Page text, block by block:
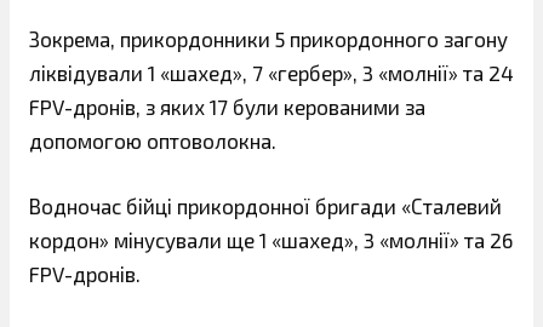
Зокрема, прикордонники 5 прикордонного загону
ліквідували 1 «шахед», 7 «гербер», 3 «молнії» та 24
FPV-дронів, з яких 17 були керованими за
допомогою оптоволокна.
Водночас бійці прикордонної бригади «Сталевий
кордон» мінусували ще 1 «шахед», 3 «молнії» та 26
FPV-дронів.